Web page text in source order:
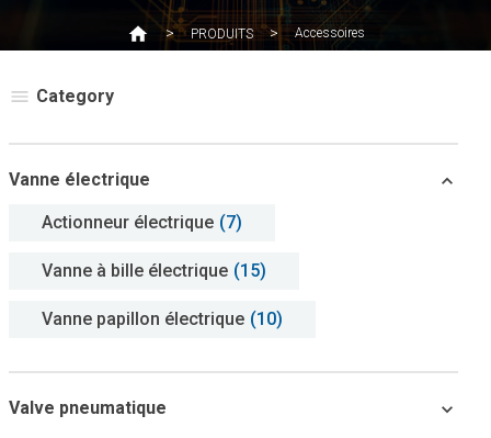
PRODUITS Accessoires
Category
Vanne électrique
Actionneur électrique (7)
Vanne à bille électrique (15)
Vanne papillon électrique (10)
Valve pneumatique